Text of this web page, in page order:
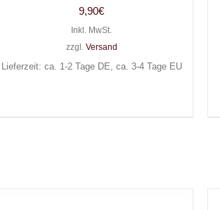
9,90€
Inkl. MwSt.
zzgl. Versand
Lieferzeit: ca. 1-2 Tage DE, ca. 3-4 Tage EU